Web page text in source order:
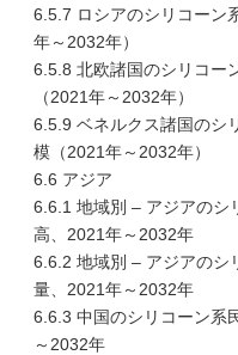
6.5.7 ロシアのシリコーン
年～2032年）
6.5.8 北欧諸国のシリコー
（2021年～2032年）
6.5.9 ベネルクス諸国のシ
模（2021年～2032年）
6.6 アジア
6.6.1 地域別 – アジアのシ
高、2021年～2032年
6.6.2 地域別 – アジアのシ
量、2021年～2032年
6.6.3 中国のシリコーン系
～2032年